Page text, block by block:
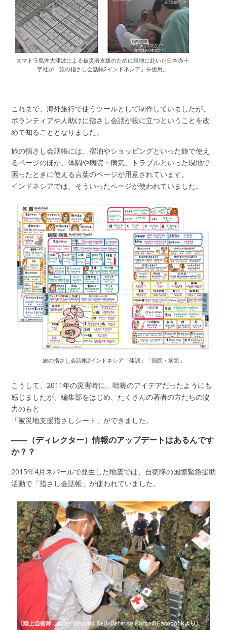
スマトラ島沖大津波による被災者支援のために現地に赴いた日本赤十
字社が「旅の指さし会話帳2インドネシア」を使用。
これまで、海外旅行で使うツールとして制作していましたが、
ボランティアや人助けに指さし会話が役に立つということを改
めて知ることとなりました。
旅の指さし会話帳には、宿泊やショッピングといった旅で使え
るページのほか、体調や病院・病気、トラブルといった現地で
困ったときに使える言葉のページが用意されています。
インドネシアでは、そういったページが使われていました。
旅の指さし会話帳2インドネシア「体調」「病院・病気」
こうして、2011年の災害時に、咄嗟のアイデアだったようにも
感じましたが、編集部をはじめ、たくさんの著者の方たちの協
力のもと
「被災地支援指さしシート」ができました。
――（ディレクター）情報のアップデートはあるんです
か？？
2015年4月ネパールで発生した地震では、自衛隊の国際緊急援助
活動で「指さし会話帳」が使われていました。